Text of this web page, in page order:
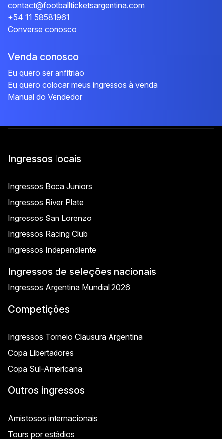
contact@footballticketsargentina.com
+54 11 58581961
Converse conosco
Venda conosco
Eu quero ser anfitrião
Eu quero colocar meus ingressos à venda
Manual do Vendedor
Ingressos locais
Ingressos Boca Juniors
Ingressos River Plate
Ingressos San Lorenzo
Ingressos Racing Club
Ingressos Independiente
Ingressos de seleções nacionais
Ingressos Argentina Mundial 2026
Competições
Ingressos Torneio Clausura Argentina
Copa Libertadores
Copa Sul-Americana
Outros ingressos
Amistosos internacionais
Tours por estádios